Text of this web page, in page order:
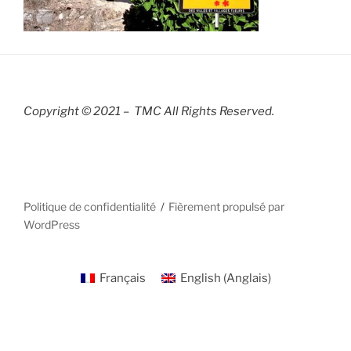
Copyright © 2021 – TMC All Rights Reserved.
Politique de confidentialité
Fièrement propulsé par
WordPress
Français English (Anglais)